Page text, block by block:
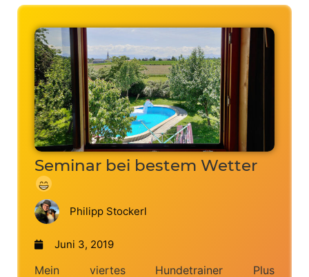
Seminar bei bestem Wetter
Philipp Stockerl
Juni 3, 2019
Mein viertes Hundetrainer Plus